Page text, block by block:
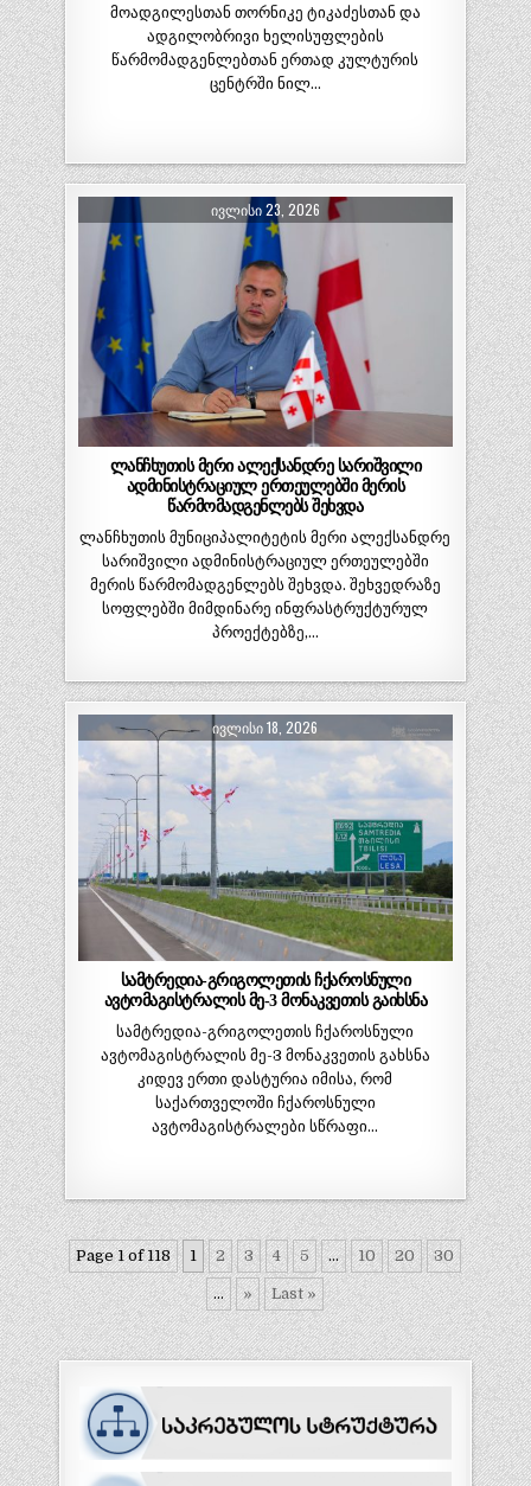
მოადგილესთან თორნიკე ტიკაძესთან და
ადგილობრივი ხელისუფლების
წარმომადგენლებთან ერთად კულტურის
ცენტრში ნილ…
ᲘᲕᲚᲘᲡᲘ 23, 2026
ლანჩხუთის მერი ალექსანდრე სარიშვილი
ადმინისტრაციულ ერთეულებში მერის
წარმომადგენლებს შეხვდა
ლანჩხუთის მუნიციპალიტეტის მერი ალექსანდრე
სარიშვილი ადმინისტრაციულ ერთეულებში
მერის წარმომადგენლებს შეხვდა. შეხვედრაზე
სოფლებში მიმდინარე ინფრასტრუქტურულ
პროექტებზე,…
ᲘᲕᲚᲘᲡᲘ 18, 2026
სამტრედია-გრიგოლეთის ჩქაროსნული
ავტომაგისტრალის მე-3 მონაკვეთის გაიხსნა
სამტრედია-გრიგოლეთის ჩქაროსნული
ავტომაგისტრალის მე-3 მონაკვეთის გახსნა
კიდევ ერთი დასტურია იმისა, რომ
საქართველოში ჩქაროსნული
ავტომაგისტრალები სწრაფი…
Page 1 of 118 1 2 3 4 5 ... 10 20 30
... » Last »